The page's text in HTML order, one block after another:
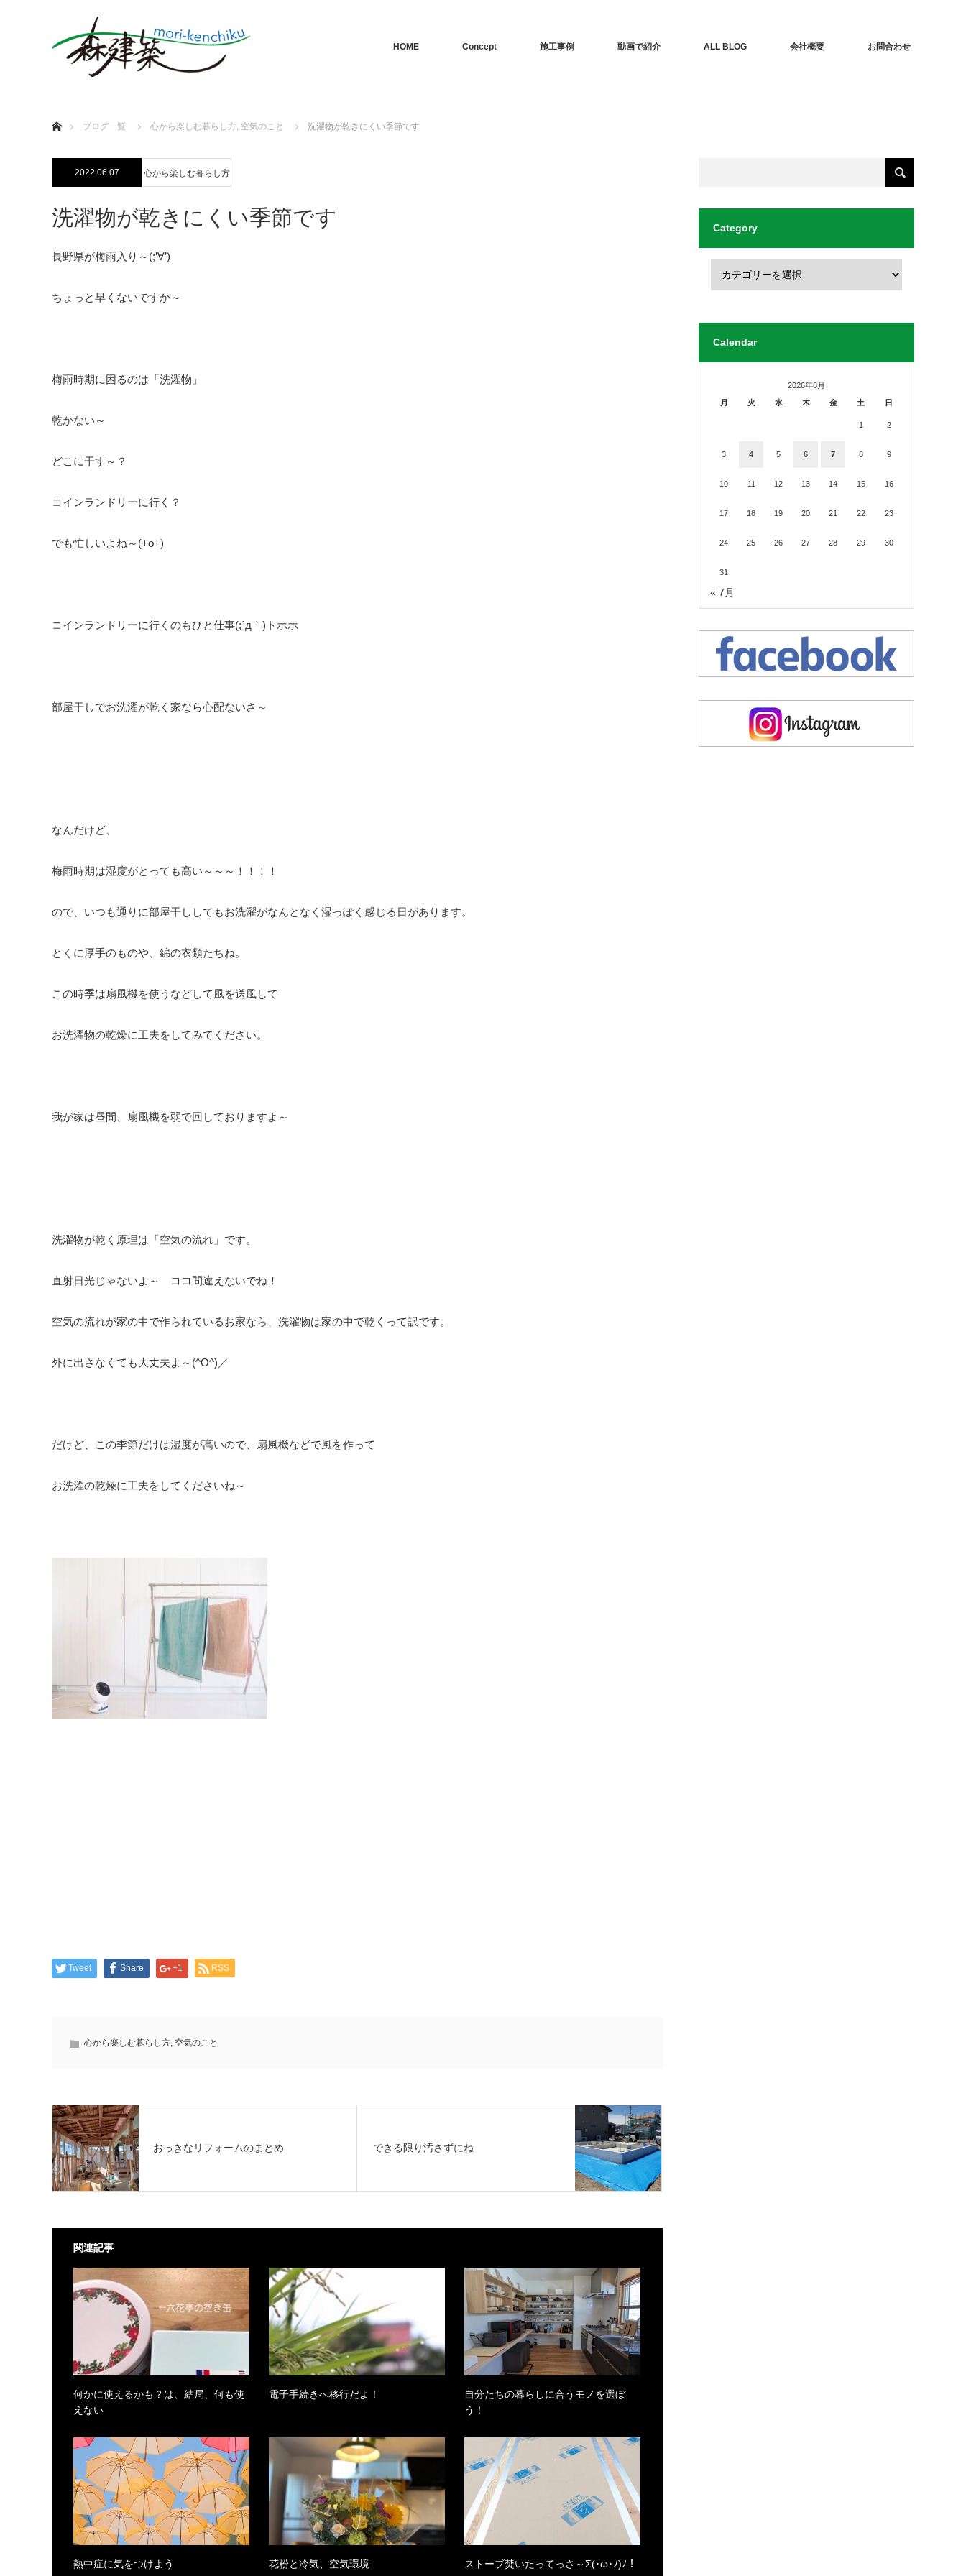
HOME Concept 施工事例 動画で紹介 ALL BLOG 会社概要 お問合わせ
ブログ一覧
心から楽しむ暮らし方, 空気のこと 洗濯物が乾きにくい季節です
2022.06.07 心から楽しむ暮らし方
洗濯物が乾きにくい季節です
長野県が梅雨入り～(;’∀’)
ちょっと早くないですか～
梅雨時期に困るのは「洗濯物」
乾かない～
どこに干す～？
コインランドリーに行く？
でも忙しいよね～(+o+)
コインランドリーに行くのもひと仕事(;´д｀)トホホ
部屋干しでお洗濯が乾く家なら心配ないさ～
なんだけど、
梅雨時期は湿度がとっても高い～～～！！！！
ので、いつも通りに部屋干ししてもお洗濯がなんとなく湿っぽく感じる日があります。
とくに厚手のものや、綿の衣類たちね。
この時季は扇風機を使うなどして風を送風して
お洗濯物の乾燥に工夫をしてみてください。
我が家は昼間、扇風機を弱で回しておりますよ～
洗濯物が乾く原理は「空気の流れ」です。
直射日光じゃないよ～ ココ間違えないでね！
空気の流れが家の中で作られているお家なら、洗濯物は家の中で乾くって訳です。
外に出さなくても大丈夫よ～(^O^)／
だけど、この季節だけは湿度が高いので、扇風機などで風を作って
お洗濯の乾燥に工夫をしてくださいね～
Tweet Share +1 RSS
心から楽しむ暮らし方, 空気のこと
おっきなリフォームのまとめ できる限り汚さずにね
関連記事
何かに使えるかも？は、結局、何も使
えない
電子手続きへ移行だよ！
自分たちの暮らしに合うモノを選ぼ
う！
熱中症に気をつけよう 花粉と冷気、空気環境 ストーブ焚いたってっさ～Σ(･ω･ﾉ)ﾉ！
Category
Calendar
2026年8月
月
火 水 木 金 土 日
1 2
3 4 5 6 7 8 9
10 11 12 13 14 15 16
17 18 19 20 21 22 23
24 25 26 27 28 29 30
31
« 7月